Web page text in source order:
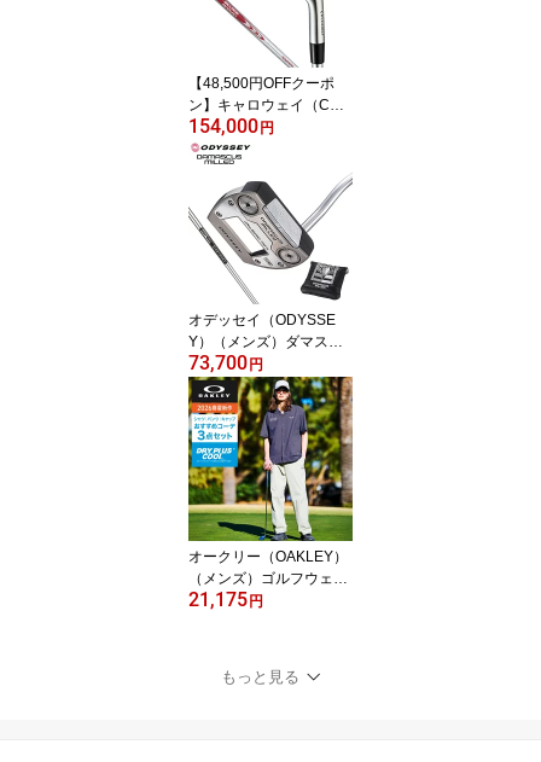
【48,500円OFFクーポ
ン】キャロウェイ（CAL
LAWAY）（メンズ）Xフ
ォージド アイアンセット
MODUS3 TOUR 105 20
26年モデル
154,000 円
オデッセイ（ODYSSE
Y）（メンズ）ダマスカ
ス DAMASCUS MLD JAI
LBIRD MINI DB パター
(ロフト3度)STROKE LA
B 90
73,700 円
オークリー（OAKLEY）
（メンズ）ゴルフウェア
おすすめ コーデ 3点セッ
21,175 円
もっと見る